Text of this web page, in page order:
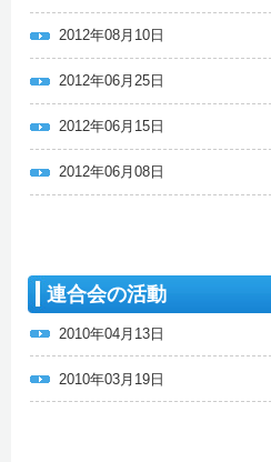
2012年08月10日
2012年06月25日
2012年06月15日
2012年06月08日
連合会の活動
2010年04月13日
2010年03月19日